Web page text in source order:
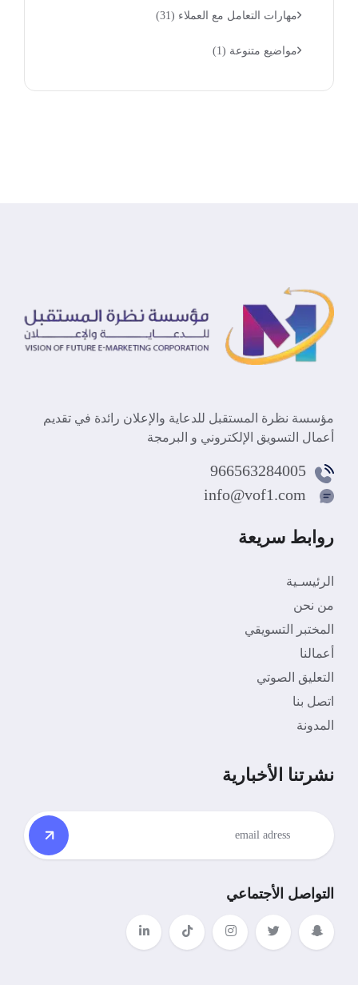
مهارات التعامل مع العملاء (31)
مواضيع متنوعة (1)
مؤسسة نظرة المستقبل للدعاية والإعلان رائدة في تقديم
أعمال التسويق الإلكتروني و البرمجة
966563284005
info@vof1.com
روابط سريعة
الرئيسـية
من نحن
المختبر التسويقي
أعمالنا
التعليق الصوتي
اتصل بنا
المدونة
نشرتنا الأخبارية
التواصل الأجتماعي